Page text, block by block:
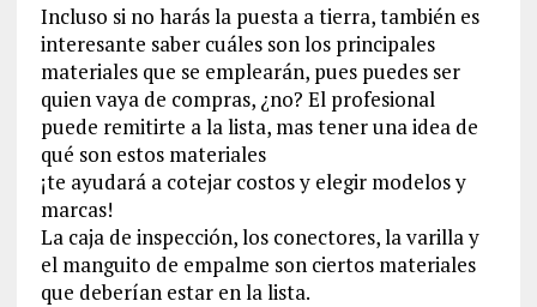
Incluso si no harás la puesta a tierra, también es
interesante saber cuáles son los principales
materiales que se emplearán, pues puedes ser
quien vaya de compras, ¿no? El profesional
puede remitirte a la lista, mas tener una idea de
qué son estos materiales
¡te ayudará a cotejar costos y elegir modelos y
marcas!
La caja de inspección, los conectores, la varilla y
el manguito de empalme son ciertos materiales
que deberían estar en la lista.